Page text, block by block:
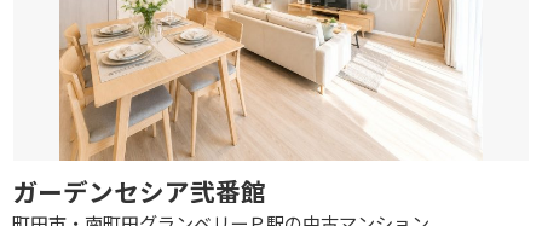
ガーデンセシア弐番館